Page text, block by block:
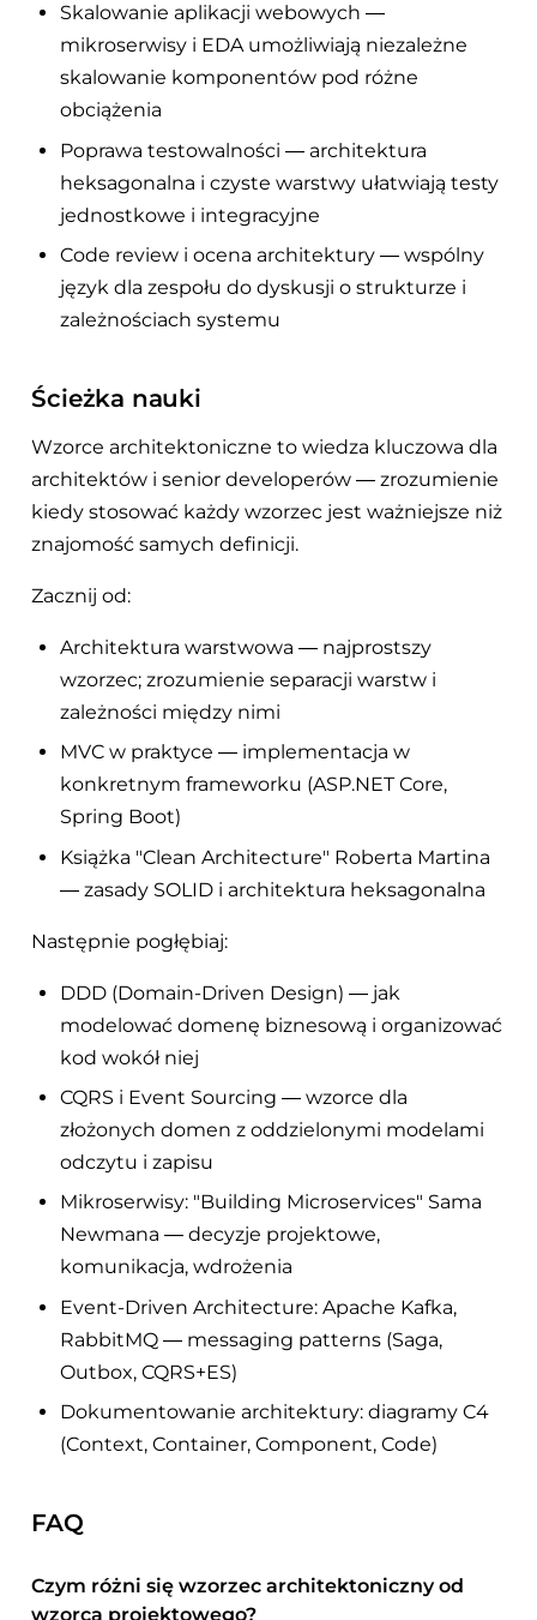
Skalowanie aplikacji webowych —
mikroserwisy i EDA umożliwiają niezależne
skalowanie komponentów pod różne
obciążenia
Poprawa testowalności — architektura
heksagonalna i czyste warstwy ułatwiają testy
jednostkowe i integracyjne
Code review i ocena architektury — wspólny
język dla zespołu do dyskusji o strukturze i
zależnościach systemu
Ścieżka nauki
Wzorce architektoniczne to wiedza kluczowa dla
architektów i senior developerów — zrozumienie
kiedy stosować każdy wzorzec jest ważniejsze niż
znajomość samych definicji.
Zacznij od:
Architektura warstwowa — najprostszy
wzorzec; zrozumienie separacji warstw i
zależności między nimi
MVC w praktyce — implementacja w
konkretnym frameworku (ASP.NET Core,
Spring Boot)
Książka "Clean Architecture" Roberta Martina
— zasady SOLID i architektura heksagonalna
Następnie pogłębiaj:
DDD (Domain-Driven Design) — jak
modelować domenę biznesową i organizować
kod wokół niej
CQRS i Event Sourcing — wzorce dla
złożonych domen z oddzielonymi modelami
odczytu i zapisu
Mikroserwisy: "Building Microservices" Sama
Newmana — decyzje projektowe,
komunikacja, wdrożenia
Event-Driven Architecture: Apache Kafka,
RabbitMQ — messaging patterns (Saga,
Outbox, CQRS+ES)
Dokumentowanie architektury: diagramy C4
(Context, Container, Component, Code)
FAQ
Czym różni się wzorzec architektoniczny od
wzorca projektowego?